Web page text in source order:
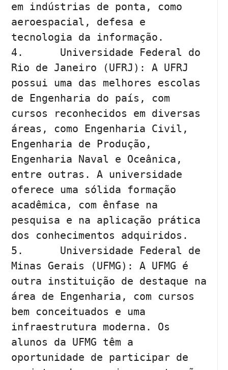
em indústrias de ponta, como
aeroespacial, defesa e
tecnologia da informação.
4.	Universidade Federal do
Rio de Janeiro (UFRJ): A UFRJ
possui uma das melhores escolas
de Engenharia do país, com
cursos reconhecidos em diversas
áreas, como Engenharia Civil,
Engenharia de Produção,
Engenharia Naval e Oceânica,
entre outras. A universidade
oferece uma sólida formação
acadêmica, com ênfase na
pesquisa e na aplicação prática
dos conhecimentos adquiridos.
5.	Universidade Federal de
Minas Gerais (UFMG): A UFMG é
outra instituição de destaque na
área de Engenharia, com cursos
bem conceituados e uma
infraestrutura moderna. Os
alunos da UFMG têm a
oportunidade de participar de